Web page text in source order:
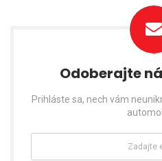
Odoberajte
Prihláste sa, nech vám